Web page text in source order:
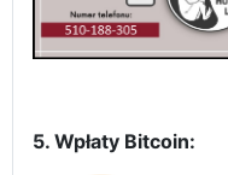
5. Wpłaty Bitcoin: